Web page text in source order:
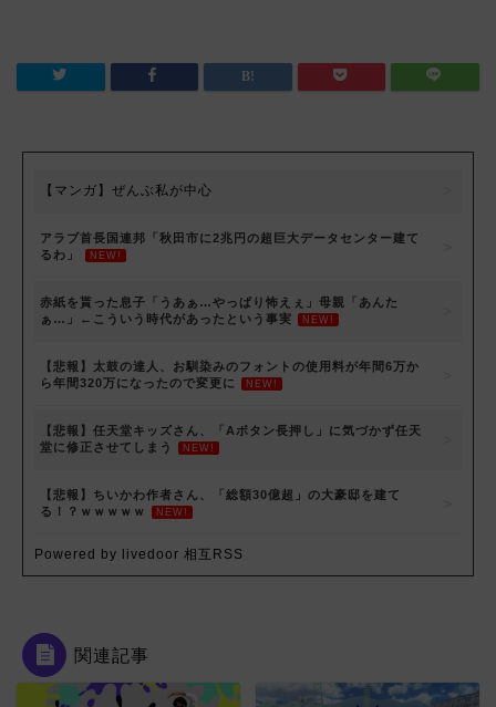
【マンガ】ぜんぶ私が中心
アラブ首長国連邦「秋田市に2兆円の超巨大データセンター建て
るわ」
NEW!
赤紙を貰った息子「うあぁ…やっぱり怖えぇ」母親「あんた
ぁ…」←こういう時代があったという事実
NEW!
【悲報】太鼓の達人、お馴染みのフォントの使用料が年間6万か
ら年間320万になったので変更に
NEW!
【悲報】任天堂キッズさん、「Aボタン長押し」に気づかず任天
堂に修正させてしまう
NEW!
【悲報】ちいかわ作者さん、「総額30億超」の大豪邸を建て
る！？ｗｗｗｗｗ
NEW!
Powered by livedoor 相互RSS
関連記事